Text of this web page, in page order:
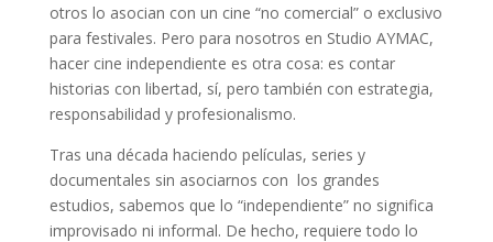
otros lo asocian con un cine “no comercial” o exclusivo
para festivales. Pero para nosotros en Studio AYMAC,
hacer cine independiente es otra cosa: es contar
historias con libertad, sí, pero también con estrategia,
responsabilidad y profesionalismo.
Tras una década haciendo películas, series y
documentales sin asociarnos con los grandes
estudios, sabemos que lo “independiente” no significa
improvisado ni informal. De hecho, requiere todo lo